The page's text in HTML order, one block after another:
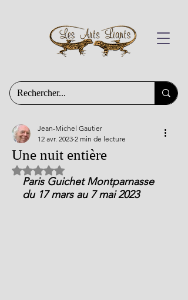
Une nuit entière
Jean-Michel Gautier
12 avr. 2023 2 min de lecture
Noté NaN étoiles sur 5.
Paris Guichet Montparnasse
du 17 mars au 7 mai 2023